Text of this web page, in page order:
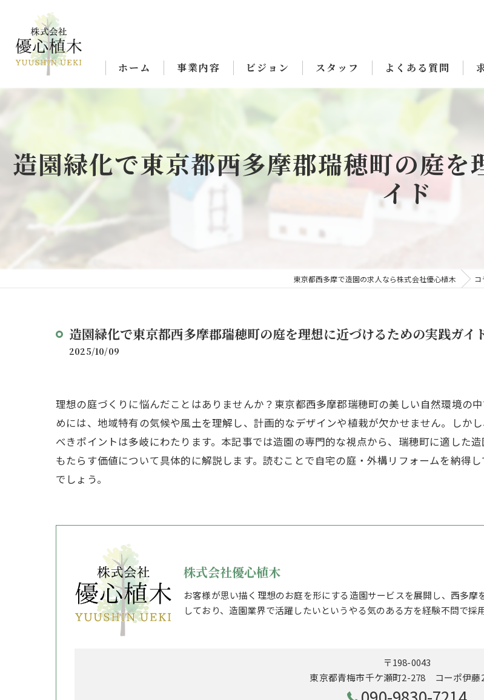
ホーム 事業内容 ビジョン スタッフ よくある質問
造園緑化で東京都西多摩郡瑞穂町の庭
イド
東京都西多摩で造園の求人なら株式会社優心植木 コ
造園緑化で東京都西多摩郡瑞穂町の庭を理想に近づけるための実践ガイ
2025/10/09
理想の庭づくりに悩んだことはありませんか？東京都西多摩郡瑞穂町の美しい自然環境の
めには、地域特有の気候や風土を理解し、計画的なデザインや植栽が欠かせません。しか
べきポイントは多岐にわたります。本記事では造園の専門的な視点から、瑞穂町に適した
もたらす価値について具体的に解説します。読むことで自宅の庭・外構リフォームを納得
でしょう。
株式会社優心植木
お客様が思い描く理想のお庭を形にする造園サービスを展開し、西多
しており、造園業界で活躍したいというやる気のある方を経験不問で採
〒198-0043
東京都青梅市千ケ瀬町2-278 コーポ伊藤